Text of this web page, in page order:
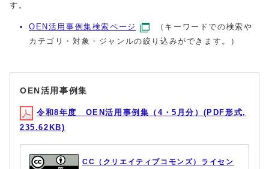
す。
OEN活用事例集検索ページ
（キーワードでの検索や
カテゴリ・対象・ジャンルの絞り込みができます。）
OEN活用事例集
令和8年度 OEN活用事例集（4・5月分）(PDF形式,
235.62KB)
CC（クリエイティブコモンズ）ライセン